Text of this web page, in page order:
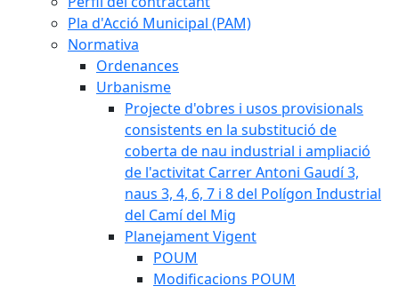
Pla d'Acció Municipal (PAM)
Normativa
Ordenances
Urbanisme
Projecte d'obres i usos provisionals
consistents en la substitució de
coberta de nau industrial i ampliació
de l'activitat Carrer Antoni Gaudí 3,
naus 3, 4, 6, 7 i 8 del Polígon Industrial
del Camí del Mig
Planejament Vigent
POUM
Modificacions POUM